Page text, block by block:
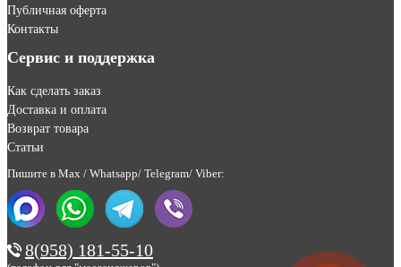
Публичная оферта
Контакты
Сервис и поддержка
Как сделать заказ
Доставка и оплата
Возврат товара
Статьи
Пишите в Max / Whatsapp/ Telegram/ Viber:
8(958) 181-55-10